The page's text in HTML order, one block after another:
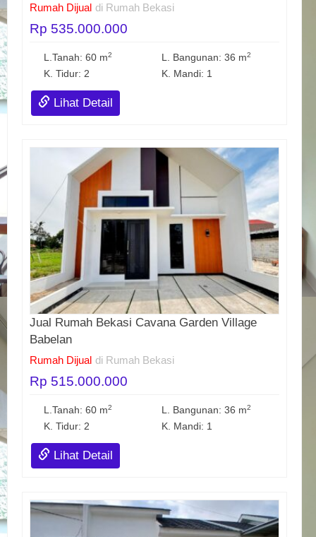
Rumah Dijual di Rumah Bekasi
Rp 535.000.000
L.Tanah: 60 m2 L. Bangunan: 36 m2
K. Tidur: 2 K. Mandi: 1
Lihat Detail
Jual Rumah Bekasi Cavana Garden Village
Babelan
Rumah Dijual di Rumah Bekasi
Rp 515.000.000
L.Tanah: 60 m2 L. Bangunan: 36 m2
K. Tidur: 2 K. Mandi: 1
Lihat Detail